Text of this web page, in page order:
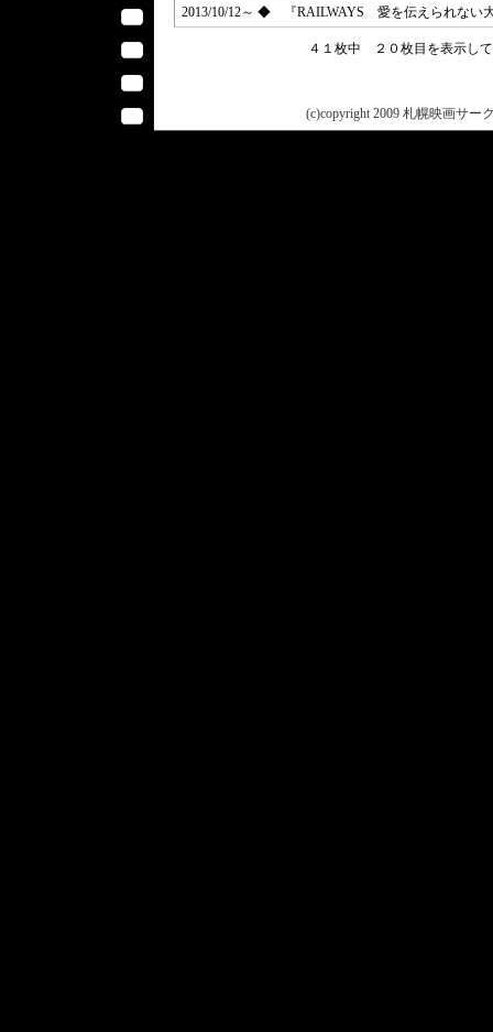
2013/10/12～ ◆ 『RAILWAYS 愛を伝えられない
４１枚中 ２０枚目を表示し
(c)copyright 2009 札幌映画サー